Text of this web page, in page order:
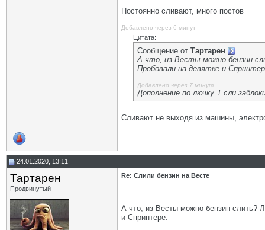
Постоянно сливают, много постов
Добавлено через 6 минут
Цитата:
Сообщение от Тартарен
А что, из Весты можно бензин
Пробовали на девятке и
Добавлено через 7 минут
Дополнение по лючку. Если
Сливают не выходя из машины,
24.01.2020, 13:11
Тартарен
Продвинутый
Re: Слили бензин на Весте
А что, из Весты можно бензин слить?
и Спринтере.